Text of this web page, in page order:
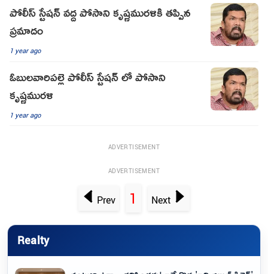
పోలీస్ స్టేషన్ వద్ద పోసాని కృష్ణమురళికి తప్పిన
ప్రమాదం
1 year ago
ఓబులవారిపల్లె పోలీస్ స్టేషన్ లో పోసాని
కృష్ణమురళి
1 year ago
ADVERTISEMENT
ADVERTISEMENT
Prev 1 Next
Realty